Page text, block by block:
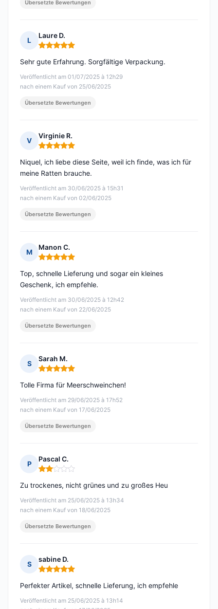
Übersetzte Bewertungen
L
Laure D.
Hinweis: 5 von 5
Veröffentlicht am 01/07/2025 à 12h29
nach einem Kauf von 25/06/2025
Sehr gute Erfahrung. Sorgfältige Verpackung.
Übersetzte Bewertungen
V
Virginie R.
Hinweis: 5 von 5
Veröffentlicht am 30/06/2025 à 15h31
nach einem Kauf von 02/06/2025
Niquel, ich liebe diese Seite, weil ich finde, was ich für
meine Ratten brauche.
Übersetzte Bewertungen
M
Manon C.
Hinweis: 5 von 5
Veröffentlicht am 30/06/2025 à 12h42
nach einem Kauf von 22/06/2025
Top, schnelle Lieferung und sogar ein kleines
Geschenk, ich empfehle.
Übersetzte Bewertungen
S
Sarah M.
Hinweis: 5 von 5
Veröffentlicht am 29/06/2025 à 17h52
nach einem Kauf von 17/06/2025
Tolle Firma für Meerschweinchen!
Übersetzte Bewertungen
P
Pascal C.
Hinweis: 2 von 5
Veröffentlicht am 25/06/2025 à 13h34
nach einem Kauf von 18/06/2025
Zu trockenes, nicht grünes und zu großes Heu
Übersetzte Bewertungen
S
sabine D.
Hinweis: 5 von 5
Veröffentlicht am 25/06/2025 à 13h14
Perfekter Artikel, schnelle Lieferung, ich empfehle